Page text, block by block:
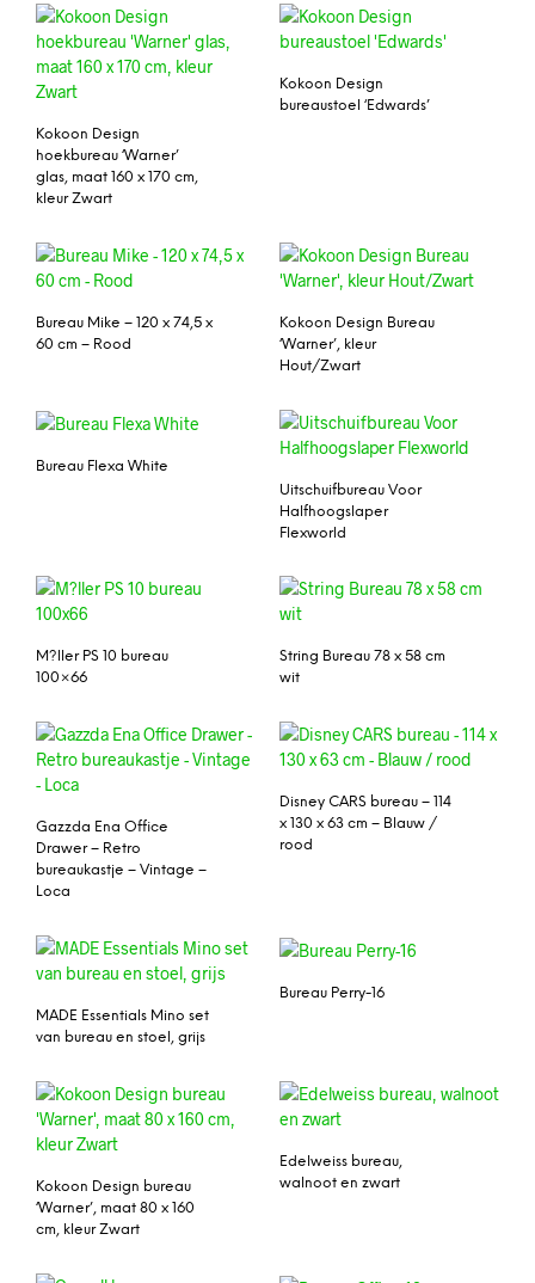
Kokoon Design
hoekbureau ‘Warner’
glas, maat 160 x 170 cm,
kleur Zwart
Kokoon Design
bureaustoel ‘Edwards’
Bureau Mike – 120 x 74,5 x
60 cm – Rood
Kokoon Design Bureau
‘Warner’, kleur
Hout/Zwart
Bureau Flexa White
Uitschuifbureau Voor
Halfhoogslaper
Flexworld
M?ller PS 10 bureau
100×66
String Bureau 78 x 58 cm
wit
Gazzda Ena Office
Drawer – Retro
bureaukastje – Vintage –
Loca
Disney CARS bureau – 114
x 130 x 63 cm – Blauw /
rood
MADE Essentials Mino set
van bureau en stoel, grijs
Bureau Perry-16
Kokoon Design bureau
‘Warner’, maat 80 x 160
cm, kleur Zwart
Edelweiss bureau,
walnoot en zwart